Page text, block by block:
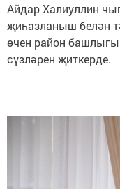
Айдар Халиуллин
җиһазланыш белән
өчен район
сүзләрен җиткерде.